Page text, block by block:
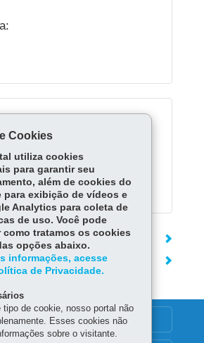
contra Febre Amarela
Saúde do Viajante
Cookies
utiliza cookies
para garantir seu
além de cookies do
para exibição de vídeos e
Analytics para coleta de
de uso. Você pode
como tratamos os cookies
opções abaixo.
informações, acesse
de Privacidade.
tipo de cookie, nosso portal não
Esses cookies não
sobre o visitante.